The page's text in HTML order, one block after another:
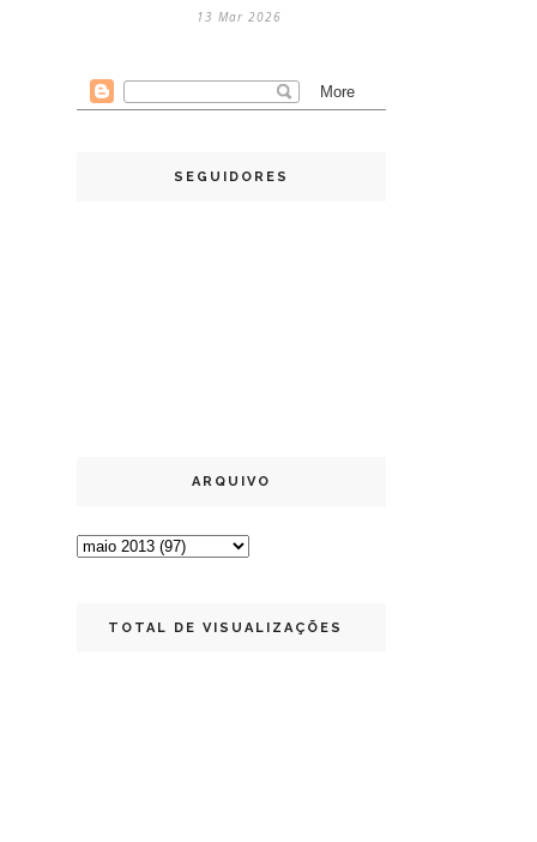
13 Mar 2026
SEGUIDORES
ARQUIVO
TOTAL DE VISUALIZAÇÕES